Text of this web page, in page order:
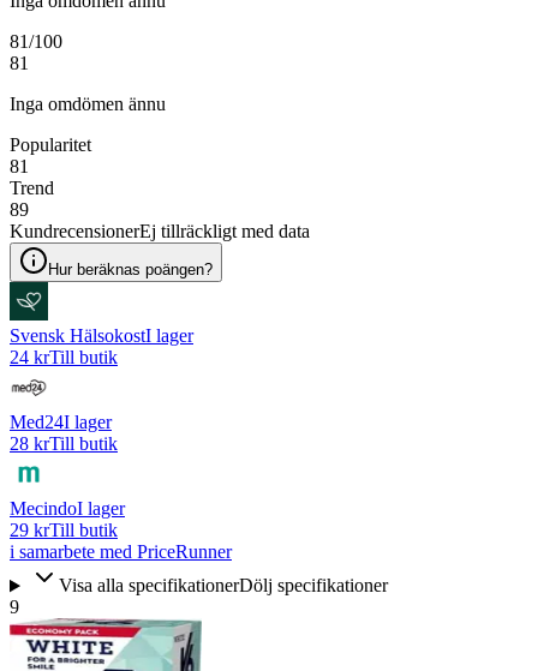
81/100
81
Inga omdömen ännu
Popularitet
81
Trend
89
KundrecensionerEj tillräckligt med data
Hur beräknas poängen?
Svensk HälsokostI lager
24 krTill butik
Med24I lager
28 krTill butik
MecindoI lager
29 krTill butik
i samarbete med PriceRunner
Visa alla specifikationerDölj specifikationer
9